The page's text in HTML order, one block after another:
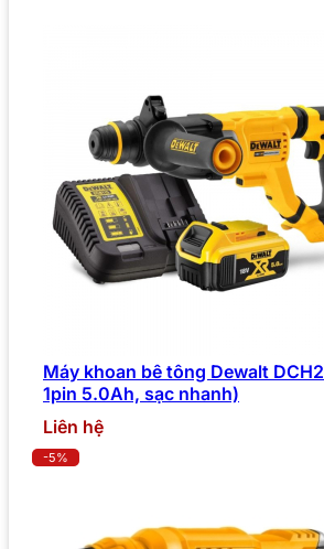
Máy khoan bê tông Dewalt
1pin 5.0Ah, sạc nhanh)
Liên hệ
-5%